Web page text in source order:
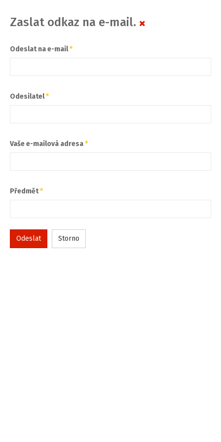
Zaslat odkaz na e-mail.
Odeslat na e-mail*
Odesilatel*
Vaše e-mailová adresa*
Předmět*
Odeslat Storno